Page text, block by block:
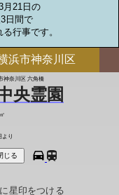
月21日の
日間で
行事です。
浜市神奈川区
神奈川区 六角橋
央霊園
より
じる
星印をつける